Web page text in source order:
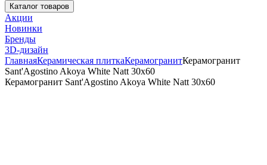
Каталог товаров
Акции
Новинки
Бренды
3D-дизайн
ГлавнаяКерамическая плиткаКерамогранитКерамогранит
Sant'Agostino Akoya White Natt 30x60
Керамогранит Sant'Agostino Akoya White Natt 30x60